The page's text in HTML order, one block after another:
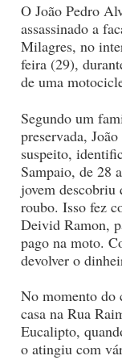
O João Pedro
assassinado a
Milagres, no
feira (29),
de uma
Segundo um
preservada,
suspeito,
Sampaio, de 28
jovem descobriu
roubo. Isso fez
Deivid Ramon,
pago na moto.
devolver o
No momento do
casa na Rua
Eucalipto,
o atingiu com